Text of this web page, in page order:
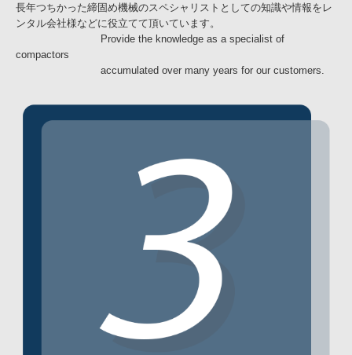
長年つちかった締固め機械のスペシャリストとしての知識や情報をレ
ンタル会社様などに役立てて頂いています。
Provide the knowledge as a specialist of
compactors
accumulated over many years for our customers.